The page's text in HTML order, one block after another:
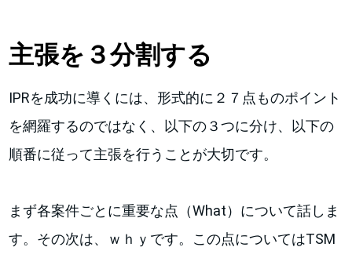
主張を３分割する
IPRを成功に導くには、形式的に２７点ものポイント
を網羅するのではなく、以下の３つに分け、以下の
順番に従って主張を行うことが大切です。
まず各案件ごとに重要な点（What）について話しま
す。その次は、ｗｈｙです。この点についてはTSM